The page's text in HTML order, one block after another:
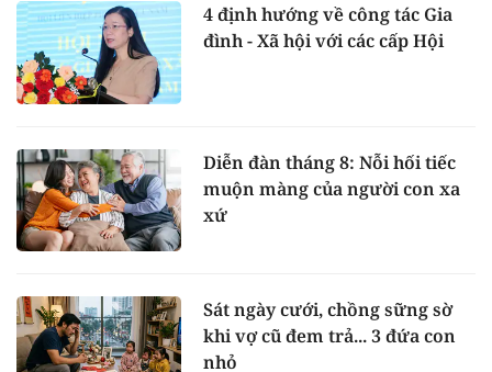
4 định hướng về công tác Gia
đình - Xã hội với các cấp Hội
Diễn đàn tháng 8: Nỗi hối tiếc
muộn màng của người con xa
xứ
Sát ngày cưới, chồng sững sờ
khi vợ cũ đem trả... 3 đứa con
nhỏ